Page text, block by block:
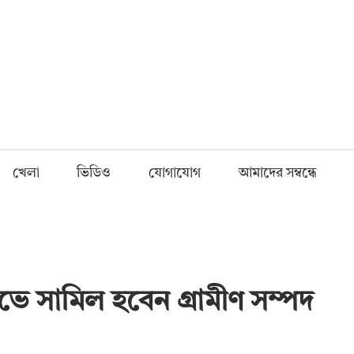
খেলা ভিডিও যোগাযোগ আমাদের সম্বন্ধে
সামিল হবেন গ্রামীণ সম্পদ